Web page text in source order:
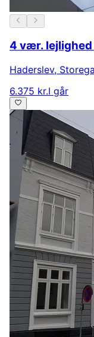
4 vær. lejlighed
Haderslev,
6.375 kr.I går